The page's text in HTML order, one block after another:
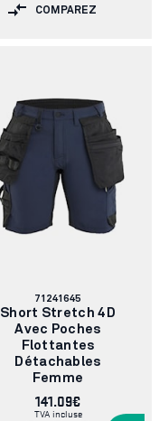
COMPAREZ
Numéro
d'article:
71241645
Short Stretch 4D
Avec Poches
Flottantes
Détachables
Femme
141.09€
TVA incluse